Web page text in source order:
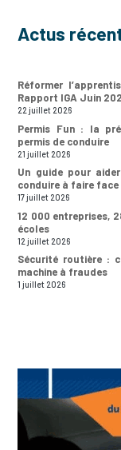
Actus
Réformer
Rapport IGA Juin
22 juillet 2026
Permis Fun : la
permis de conduire
21 juillet 2026
Un guide pour
conduire à faire face
17 juillet 2026
12 000 entreprises,
écoles
12 juillet 2026
Sécurité routière :
machine à fraudes
1 juillet 2026